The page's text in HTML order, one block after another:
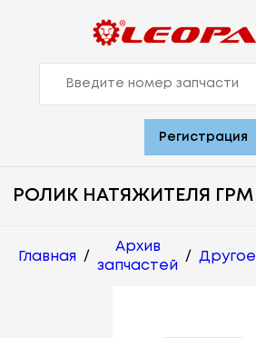
Регистрация
РОЛИК НАТЯЖИТЕЛЯ ГРМ
Главная /
Архив
запчастей
/ Другое